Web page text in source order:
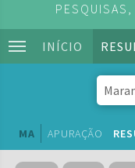
INÍCIO
MA APURAÇÃO